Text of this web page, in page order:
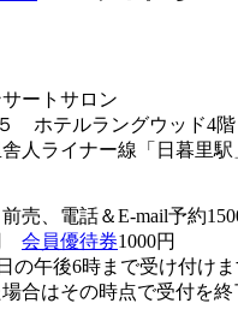
ートサロン
ホテルラングウッド4
人ライナー線「日暮里
、電話＆E-mail予約
会員優待券1000円
の午後6時まで受け付け
場合はその時点で受付を